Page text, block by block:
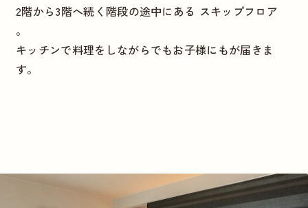
2階から3階へ続く階段の途中にある スキップフロア
。
キッチンで料理をしながらでもお子様にもが届きま
す。